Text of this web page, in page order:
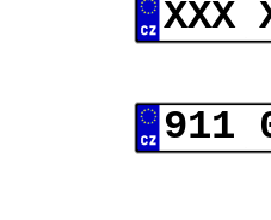
XXX
911